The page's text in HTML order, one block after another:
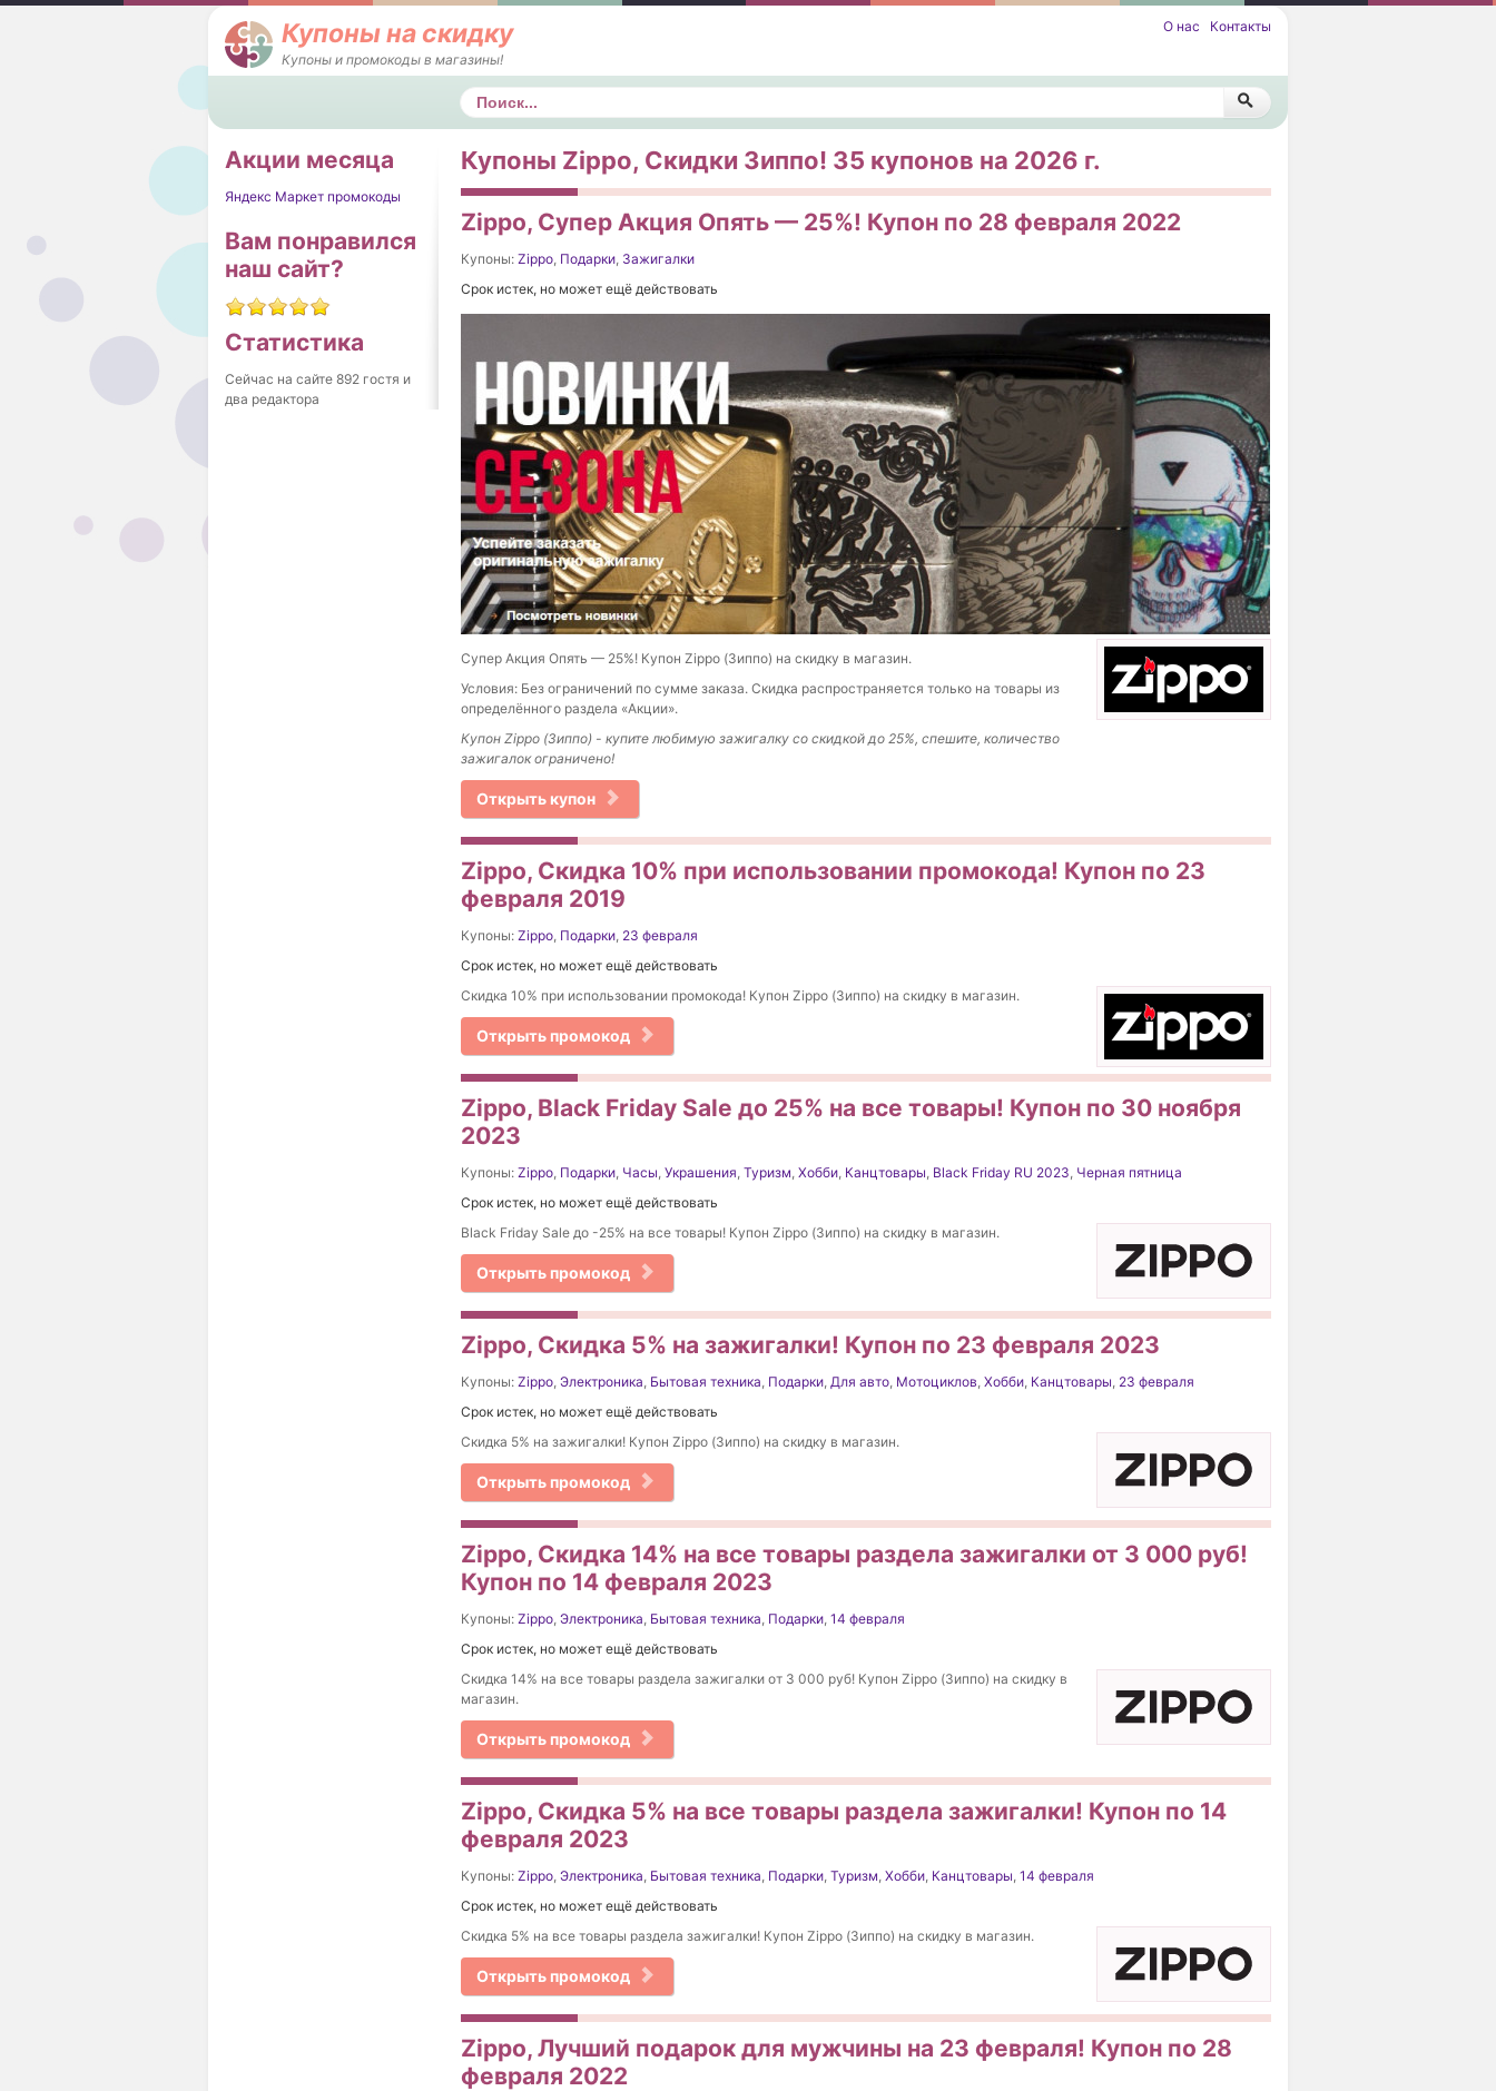
Купоны на скидку
Купоны и промокоды в магазины!
О нас Контакты
Поиск
Акции месяца
Яндекс Маркет промокоды
Вам понравился
наш сайт?
Статистика
Сейчас на сайте 892 гостя и
два редактора
Купоны Zippo, Скидки Зиппо! 35 купонов на 2026 г.
Zippo, Супер Акция Опять — 25%! Купон по 28 февраля 2022
Купоны: Zippo, Подарки, Зажигалки
Срок истек, но может ещё действовать
Супер Акция Опять — 25%! Купон Zippo (Зиппо) на скидку в магазин.
Условия: Без ограничений по сумме заказа. Скидка распространяется только на товары из
определённого раздела «Акции».
Купон Zippo (Зиппо) - купите любимую зажигалку со скидкой до 25%, спешите, количество
зажигалок ограничено!
Открыть купон
Zippo, Скидка 10% при использовании промокода! Купон по 23
февраля 2019
Купоны: Zippo, Подарки, 23 февраля
Срок истек, но может ещё действовать
Скидка 10% при использовании промокода! Купон Zippo (Зиппо) на скидку в магазин.
Открыть промокод
Zippo, Black Friday Sale до 25% на все товары! Купон по 30 ноября
2023
Купоны: Zippo, Подарки, Часы, Украшения, Туризм, Хобби, Канцтовары, Black Friday RU 2023, Черная пятница
Срок истек, но может ещё действовать
Black Friday Sale до -25% на все товары! Купон Zippo (Зиппо) на скидку в магазин.
Открыть промокод
Zippo, Скидка 5% на зажигалки! Купон по 23 февраля 2023
Купоны: Zippo, Электроника, Бытовая техника, Подарки, Для авто, Мотоциклов, Хобби, Канцтовары, 23 февраля
Срок истек, но может ещё действовать
Скидка 5% на зажигалки! Купон Zippo (Зиппо) на скидку в магазин.
Открыть промокод
Zippo, Скидка 14% на все товары раздела зажигалки от 3 000 руб!
Купон по 14 февраля 2023
Купоны: Zippo, Электроника, Бытовая техника, Подарки, 14 февраля
Срок истек, но может ещё действовать
Скидка 14% на все товары раздела зажигалки от 3 000 руб! Купон Zippo (Зиппо) на скидку в
магазин.
Открыть промокод
Zippo, Скидка 5% на все товары раздела зажигалки! Купон по 14
февраля 2023
Купоны: Zippo, Электроника, Бытовая техника, Подарки, Туризм, Хобби, Канцтовары, 14 февраля
Срок истек, но может ещё действовать
Скидка 5% на все товары раздела зажигалки! Купон Zippo (Зиппо) на скидку в магазин.
Открыть промокод
Zippo, Лучший подарок для мужчины на 23 февраля! Купон по 28
февраля 2022